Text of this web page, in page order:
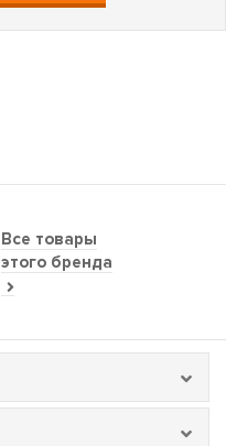
Все товары
этого бренда